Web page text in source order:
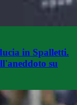
in Spalletti.
su